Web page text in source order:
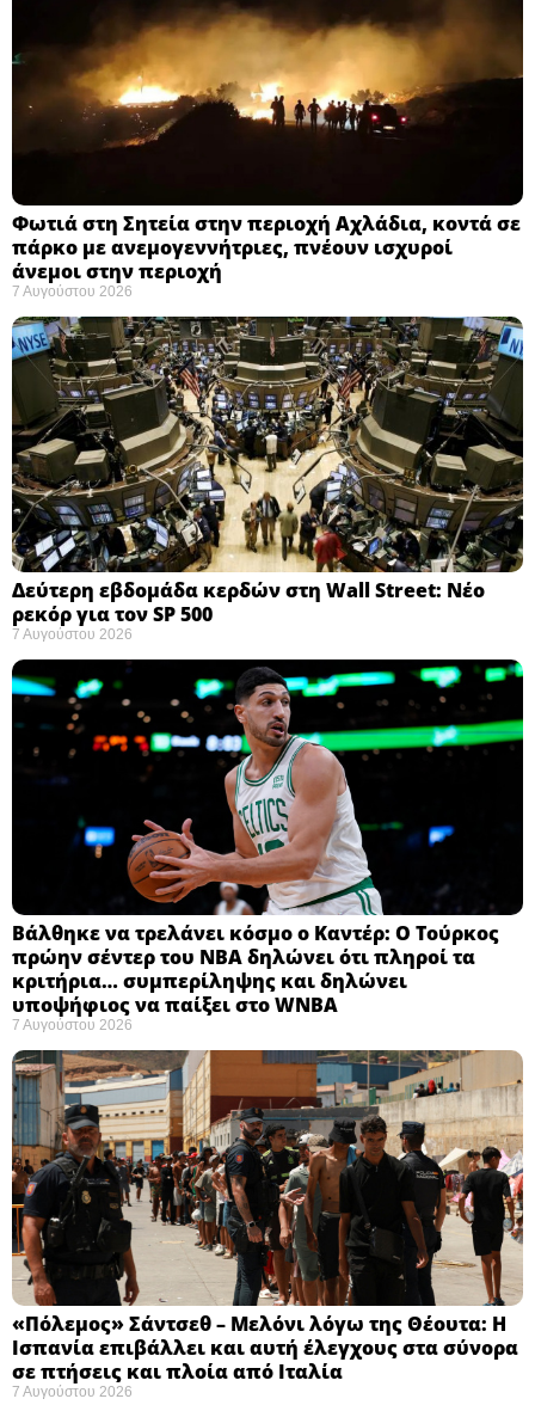
Φωτιά στη Σητεία στην περιοχή Αχλάδια, κοντά σε
πάρκο με ανεμογεννήτριες, πνέουν ισχυροί
άνεμοι στην περιοχή
7 Αυγούστου 2026
Δεύτερη εβδομάδα κερδών στη Wall Street: Νέο
ρεκόρ για τον SP 500
7 Αυγούστου 2026
Βάλθηκε να τρελάνει κόσμο ο Καντέρ: Ο Τούρκος
πρώην σέντερ του NBA δηλώνει ότι πληροί τα
κριτήρια… συμπερίληψης και δηλώνει
υποψήφιος να παίξει στο WNBA
7 Αυγούστου 2026
«Πόλεμος» Σάντσεθ – Μελόνι λόγω της Θέουτα: Η
Ισπανία επιβάλλει και αυτή έλεγχους στα σύνορα
σε πτήσεις και πλοία από Ιταλία
7 Αυγούστου 2026